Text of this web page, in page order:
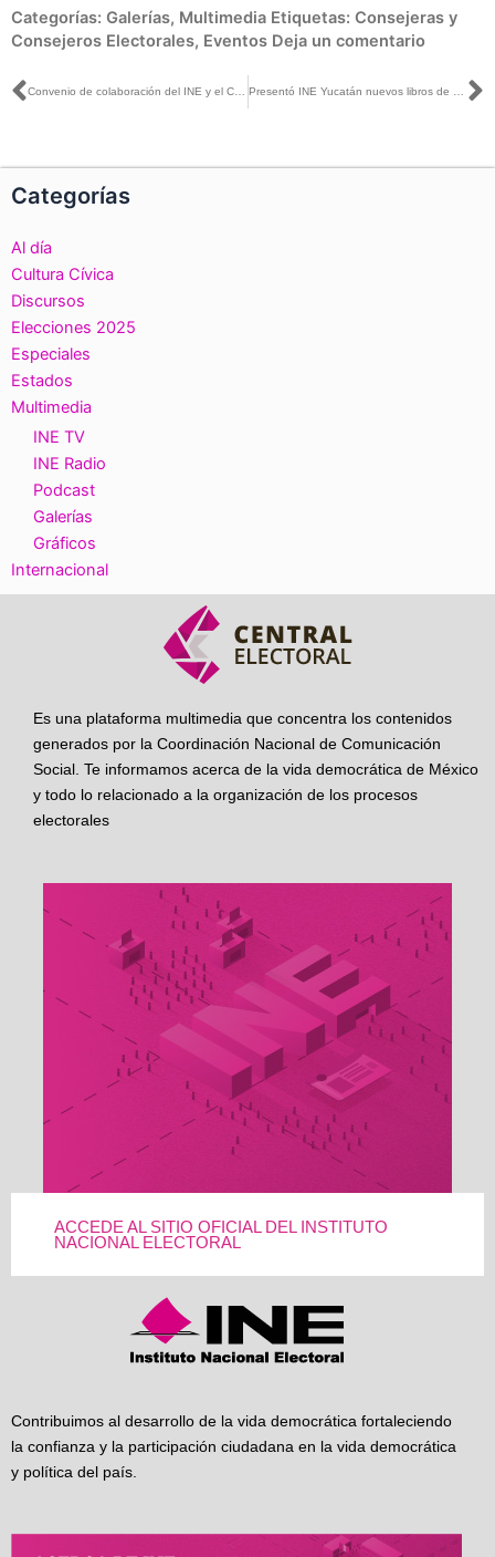
Categorías: Galerías, Multimedia Etiquetas: Consejeras y
Consejeros Electorales, Eventos Deja un comentario
Ant
Categorías
Al día
Cultura Cívica
Discursos
Elecciones 2025
Especiales
Estados
Multimedia
INE TV
INE Radio
Podcast
Galerías
Gráficos
Internacional
Es una plataforma multimedia que concentra los contenidos
generados por la Coordinación Nacional de Comunicación
Social. Te informamos acerca de la vida democrática de México
y todo lo relacionado a la organización de los procesos
electorales
ACCEDE AL SITIO OFICIAL DEL INSTITUTO
NACIONAL ELECTORAL
Contribuimos al desarrollo de la vida democrática fortaleciendo
la confianza y la participación ciudadana en la vida democrática
y política del país.